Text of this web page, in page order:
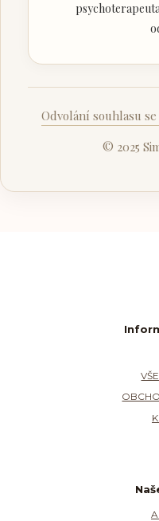
Odvolání souhlasu
© 2025